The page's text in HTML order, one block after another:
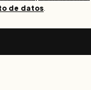
de datos.